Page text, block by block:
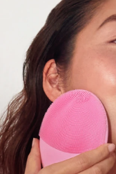
FAQ™ Pure
BREAKING
issa™ Teeth
Język
English
Français
Polski
Türkçe